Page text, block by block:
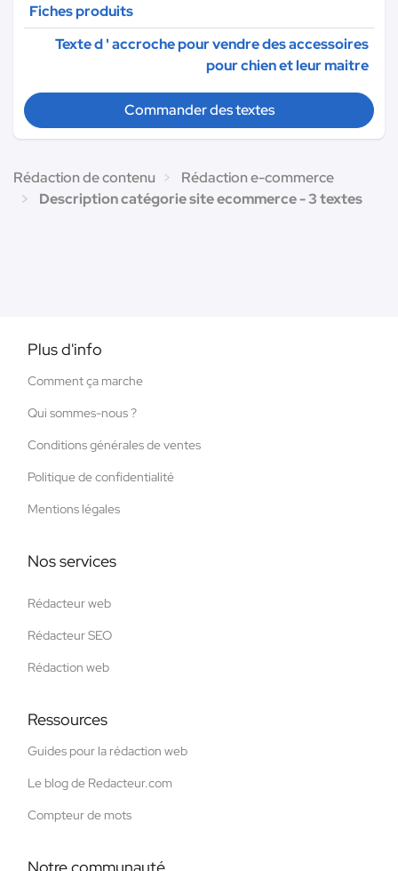
Fiches produits
Texte d ' accroche pour vendre des accessoires
pour chien et leur maitre
Commander des textes
Rédaction de contenu
Rédaction e-commerce
Description catégorie site ecommerce - 3 textes
Plus d'info
Comment ça marche
Qui sommes-nous ?
Conditions générales de ventes
Politique de confidentialité
Mentions légales
Nos services
Rédacteur web
Rédacteur SEO
Rédaction web
Ressources
Guides pour la rédaction web
Le blog de Redacteur.com
Compteur de mots
Notre communauté